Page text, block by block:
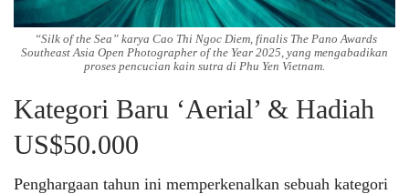
“Silk of the Sea” karya Cao Thi Ngoc Diem, finalis The Pano Awards
Southeast Asia Open Photographer of the Year 2025, yang mengabadikan
proses pencucian kain sutra di Phu Yen Vietnam.
Kategori Baru ‘Aerial’ & Hadiah
US$50.000
Penghargaan tahun ini memperkenalkan sebuah kategori